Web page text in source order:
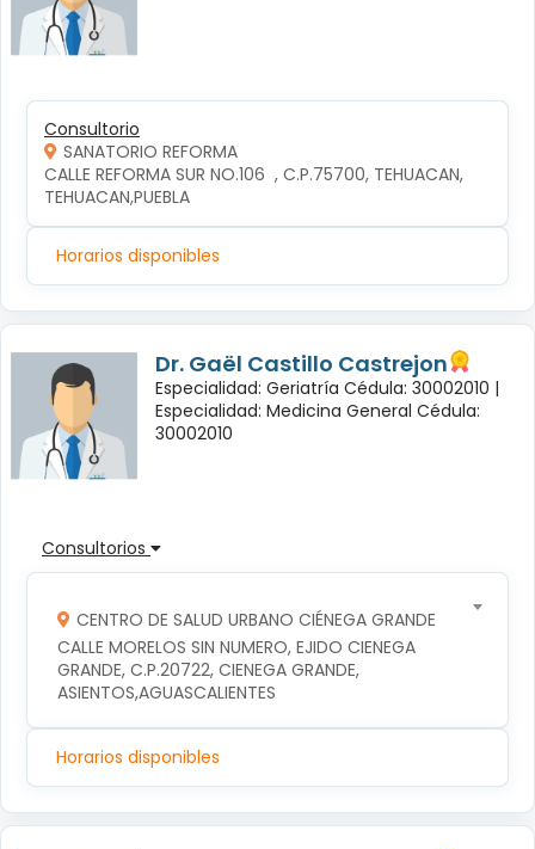
Consultorio
SANATORIO REFORMA
CALLE REFORMA SUR NO.106  , C.P.75700, TEHUACAN,
TEHUACAN,PUEBLA
Horarios disponibles
Dr. Gaël Castillo Castrejon
Especialidad: Geriatría Cédula: 30002010 |
Especialidad: Medicina General Cédula:
30002010
Consultorios
CENTRO DE SALUD URBANO CIÉNEGA GRANDE
CALLE MORELOS SIN NUMERO, EJIDO CIENEGA
GRANDE, C.P.20722, CIENEGA GRANDE,
ASIENTOS,AGUASCALIENTES
Horarios disponibles